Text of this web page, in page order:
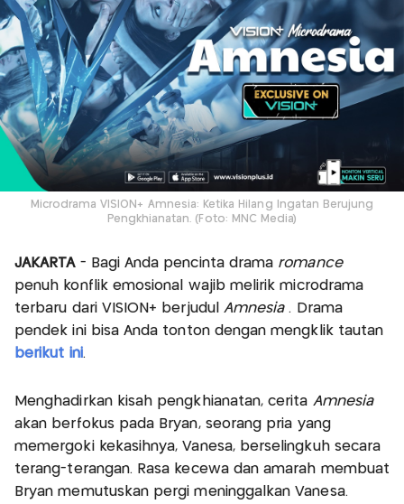
Microdrama VISION+ Amnesia: Ketika Hilang Ingatan Berujung
Pengkhianatan. (Foto: MNC Media)
JAKARTA - Bagi Anda pencinta drama romance
penuh konflik emosional wajib melirik microdrama
terbaru dari VISION+ berjudul Amnesia. Drama
pendek ini bisa Anda tonton dengan mengklik tautan
berikut ini.
Menghadirkan kisah pengkhianatan, cerita Amnesia
akan berfokus pada Bryan, seorang pria yang
memergoki kekasihnya, Vanesa, berselingkuh secara
terang-terangan. Rasa kecewa dan amarah membuat
Bryan memutuskan pergi meninggalkan Vanesa.